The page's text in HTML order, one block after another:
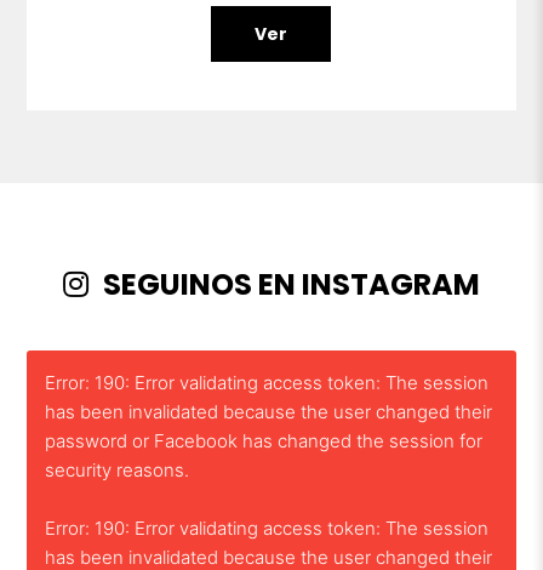
Ver
SEGUINOS EN INSTAGRAM
Error: 190: Error validating access token: The session
has been invalidated because the user changed their
password or Facebook has changed the session for
security reasons.
Error: 190: Error validating access token: The session
has been invalidated because the user changed their